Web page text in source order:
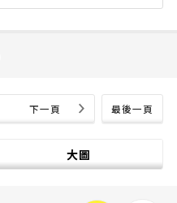
最後一頁
下一頁
大圖